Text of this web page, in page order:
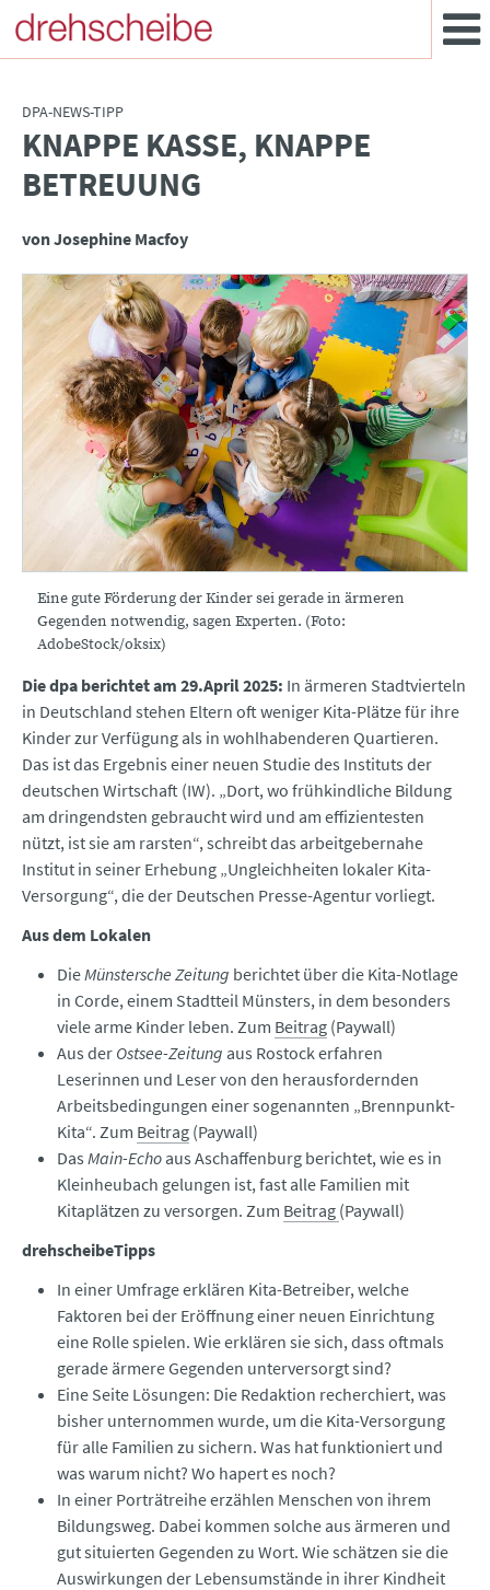
DPA-NEWS-TIPP
:KNAPPE KASSE, KNAPPE
BETREUUNG
von Josephine Macfoy
Eine gute Förderung der Kinder sei gerade in ärmeren
Gegenden notwendig, sagen Experten. (Foto:
AdobeStock/oksix)
Die dpa berichtet am 29.April 2025: In ärmeren Stadtvierteln
in Deutschland stehen Eltern oft weniger Kita-Plätze für ihre
Kinder zur Verfügung als in wohlhabenderen Quartieren.
Das ist das Ergebnis einer neuen Studie des Instituts der
deutschen Wirtschaft (IW). „Dort, wo frühkindliche Bildung
am dringendsten gebraucht wird und am effizientesten
nützt, ist sie am rarsten“, schreibt das arbeitgebernahe
Institut in seiner Erhebung „Ungleichheiten lokaler Kita-
Versorgung“, die der Deutschen Presse-Agentur vorliegt.
Aus dem Lokalen
DieMünstersche Zeitung berichtet über die Kita-Notlage
in Corde, einem Stadtteil Münsters, in dem besonders
viele arme Kinder leben. Zum Beitrag (Paywall)
Aus der Ostsee-Zeitung aus Rostock erfahren
Leserinnen und Leser von den herausfordernden
Arbeitsbedingungen einer sogenannten „Brennpunkt-
Kita“. Zum Beitrag (Paywall)
Das Main-Echo aus Aschaffenburg berichtet, wie es in
Kleinheubach gelungen ist, fast alle Familien mit
Kitaplätzen zu versorgen. Zum Beitrag (Paywall)
drehscheibeTipps
In einer Umfrage erklären Kita-Betreiber, welche
Faktoren bei der Eröffnung einer neuen Einrichtung
eine Rolle spielen. Wie erklären sie sich, dass oftmals
gerade ärmere Gegenden unterversorgt sind?
Eine Seite Lösungen: Die Redaktion recherchiert, was
bisher unternommen wurde, um die Kita-Versorgung
für alle Familien zu sichern. Was hat funktioniert und
was warum nicht? Wo hapert es noch?
In einer Porträtreihe erzählen Menschen von ihrem
Bildungsweg. Dabei kommen solche aus ärmeren und
gut situierten Gegenden zu Wort. Wie schätzen sie die
Auswirkungen der Lebensumstände in ihrer Kindheit